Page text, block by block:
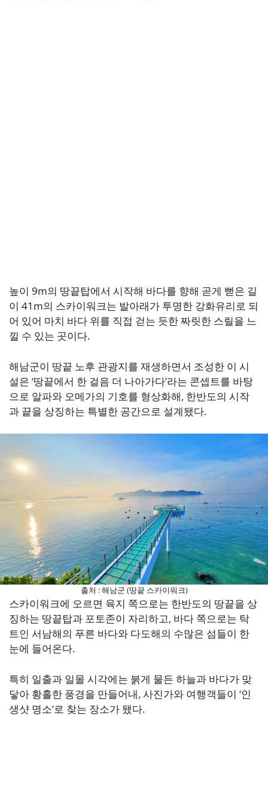
높이 9m의 땅끝탑에서 시작해 바다를 향해 곧게 뻗은 길
이 41m의 스카이워크는 발아래가 투명한 강화유리로 되
어 있어 마치 바다 위를 직접 걷는 듯한 짜릿한 스릴을 느
낄 수 있는 곳이다.
해남군이 땅끝 노후 관광지를 재생하면서 조성한 이 시
설은 ‘땅끝에서 한 걸음 더 나아가다’라는 콘셉트를 바탕
으로 알파와 오메가의 기호를 형상화해, 한반도의 시작
과 끝을 상징하는 특별한 공간으로 설계됐다.
출처 : 해남군 (땅끝 스카이워크)
스카이워크에 오르면 육지 쪽으로는 한반도의 땅끝을 상
징하는 땅끝탑과 포토존이 자리하고, 바다 쪽으로는 탁
트인 서남해의 푸른 바다와 다도해의 수많은 섬들이 한
눈에 들어온다.
특히 일출과 일몰 시각에는 붉게 물든 하늘과 바다가 맞
닿아 황홀한 풍경을 만들어내, 사진가와 여행객들이 ‘인
생샷 명소’로 찾는 장소가 됐다.